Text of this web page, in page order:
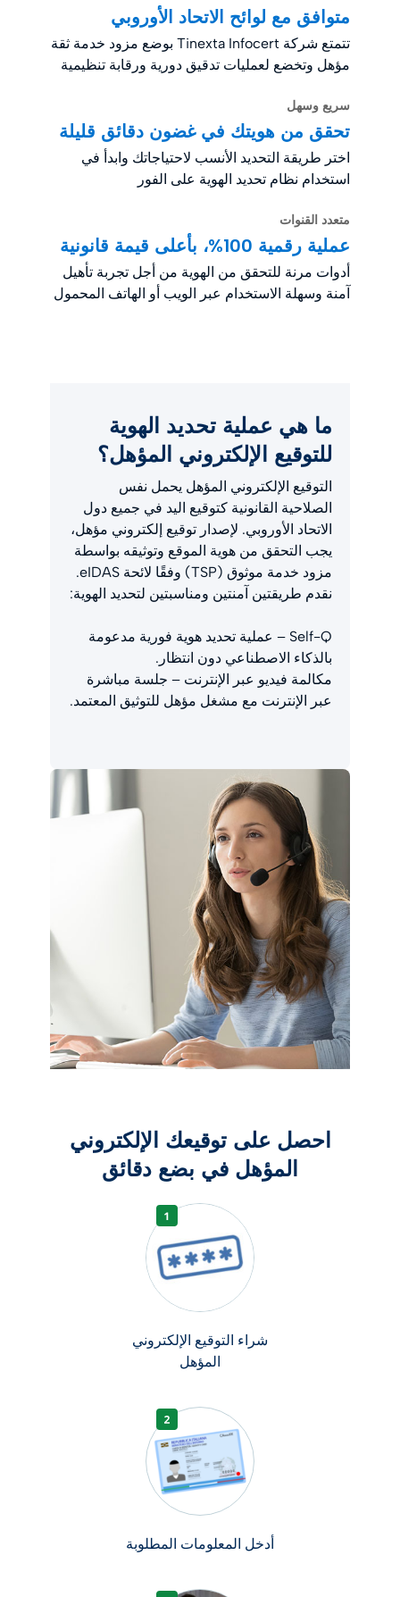
متوافق مع لوائح الاتحاد الأوروبي
تتمتع شركة Tinexta Infocert بوضع مزود خدمة ثقة
مؤهل وتخضع لعمليات تدقيق دورية ورقابة تنظيمية
سريع وسهل
تحقق من هويتك في غضون دقائق قليلة
اختر طريقة التحديد الأنسب لاحتياجاتك وابدأ في
استخدام نظام تحديد الهوية على الفور
متعدد القنوات
عملية رقمية 100%، بأعلى قيمة قانونية
أدوات مرنة للتحقق من الهوية من أجل تجربة تأهيل
آمنة وسهلة الاستخدام عبر الويب أو الهاتف المحمول
ما هي عملية تحديد الهوية
للتوقيع الإلكتروني المؤهل؟
التوقيع الإلكتروني المؤهل يحمل نفس
الصلاحية القانونية كتوقيع اليد في جميع دول
الاتحاد الأوروبي. لإصدار توقيع إلكتروني مؤهل،
يجب التحقق من هوية الموقع وتوثيقه بواسطة
مزود خدمة موثوق (TSP) وفقًا لائحة eIDAS.
نقدم طريقتين آمنتين ومناسبتين لتحديد الهوية:
Self-Q – عملية تحديد هوية فورية مدعومة
بالذكاء الاصطناعي دون انتظار.
مكالمة فيديو عبر الإنترنت – جلسة مباشرة
عبر الإنترنت مع مشغل مؤهل للتوثيق المعتمد.
احصل على توقيعك الإلكتروني
المؤهل في بضع دقائق
شراء التوقيع الإلكتروني
المؤهل
أدخل المعلومات المطلوبة